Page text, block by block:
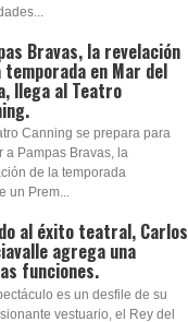
Bravas, la revelación
temporada en Mar del
llega al Teatro
Canning se prepara para
a Pampas Bravas, la
de la temporada
un Prem...
al éxito teatral, Carlos
agrega una
funciones.
es un desfile de su
vestuario, el Rey del